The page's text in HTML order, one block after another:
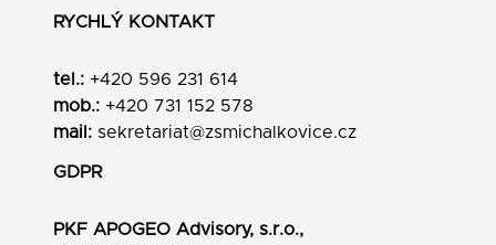
RYCHLÝ KONTAKT
tel.: +420 596 231 614
mob.: +420 731 152 578
mail: sekretariat@zsmichalkovice.cz
GDPR
PKF APOGEO Advisory, s.r.o.,